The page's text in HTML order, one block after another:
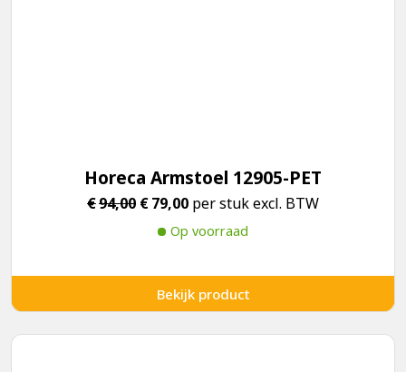
Horeca Armstoel 12905-PET
€94,00 Oorspronkelijke
prijs
€79,00Huidige
prijs
per stuk excl. BTW
Op voorraad
Bekijk product